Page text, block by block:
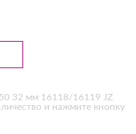
32 мм 16118/16119 JZ
и нажмите кнопку